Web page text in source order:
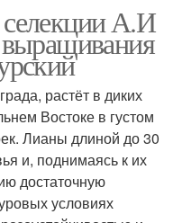
А.И
растёт в диких
Востоке в густом
Лианы длиной до 30
и, поднимаясь к их
достаточную
условиях